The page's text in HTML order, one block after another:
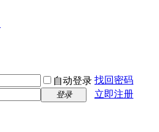
自动登录 找回密码
登录 立即注册